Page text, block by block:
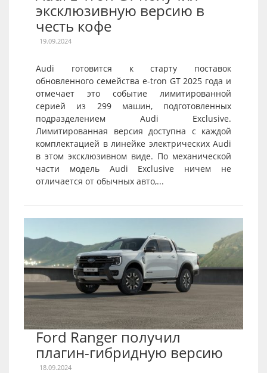
эксклюзивную версию в
честь кофе
19.09.2024
Audi готовится к старту поставок
обновленного семейства e-tron GT 2025 года и
отмечает это событие лимитированной
серией из 299 машин, подготовленных
подразделением Audi Exclusive.
Лимитированная версия доступна с каждой
комплектацией в линейке электрических Audi
в этом эксклюзивном виде. По механической
части модель Audi Exclusive ничем не
отличается от обычных авто,...
Ford Ranger получил
плагин-гибридную версию
18.09.2024